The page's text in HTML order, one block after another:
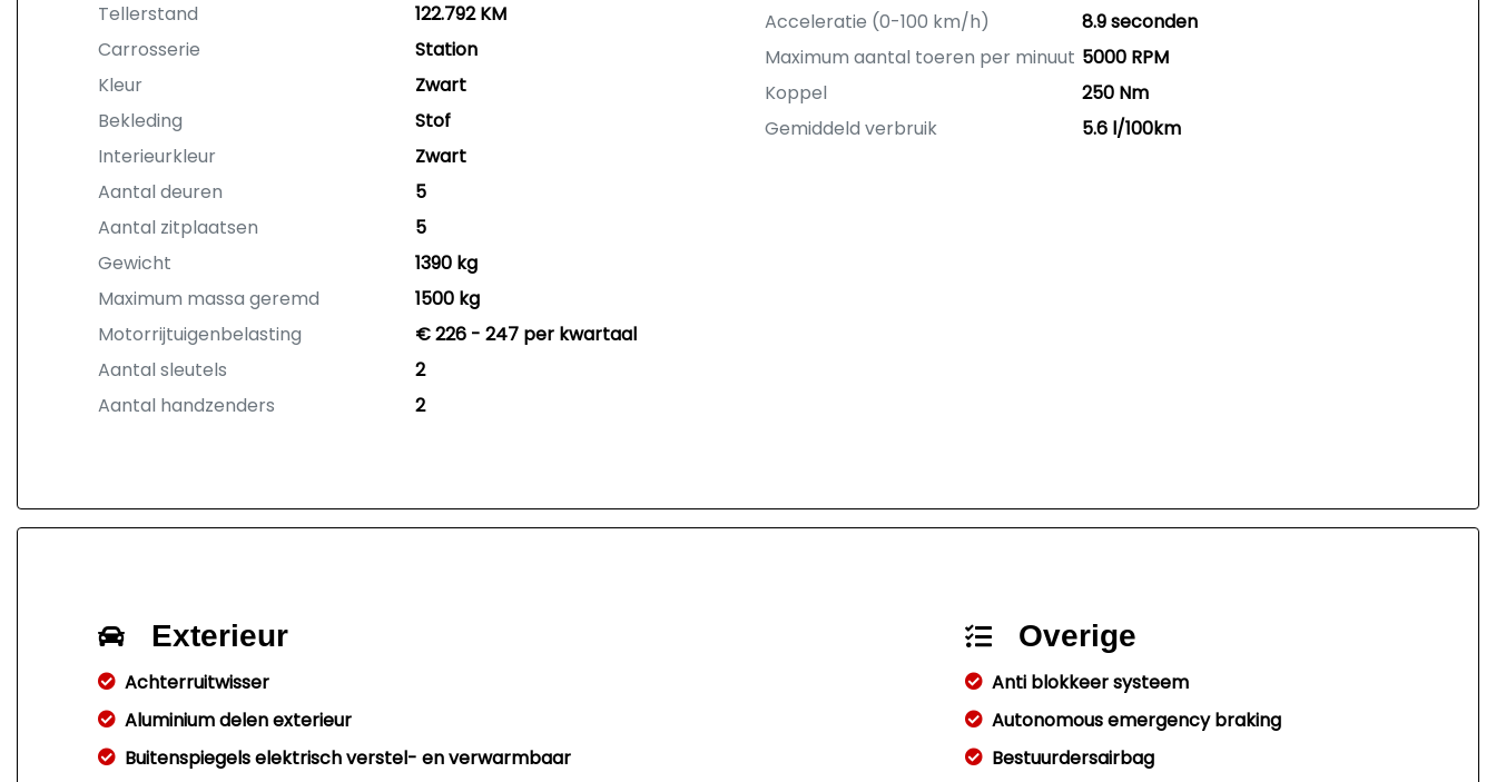
Tellerstand
122.792 KM
Carrosserie
Station
Kleur
Zwart
Bekleding
Stof
Interieurkleur
Zwart
Aantal deuren
5
Aantal zitplaatsen
5
Gewicht
1390 kg
Maximum massa geremd
1500 kg
Motorrijtuigenbelasting
€ 226 - 247 per kwartaal
Aantal sleutels
2
Aantal handzenders
2
Acceleratie (0-100 km/h)
8.9 seconden
Maximum aantal toeren per minuut 5000 RPM
Koppel
250 Nm
Gemiddeld verbruik
5.6 l/100km
Exterieur
Achterruitwisser
Aluminium delen exterieur
Buitenspiegels elektrisch verstel- en verwarmbaar
Overige
Anti blokkeer systeem
Autonomous emergency braking
Bestuurdersairbag